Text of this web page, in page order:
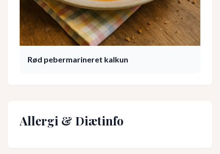
Rød pebermarineret kalkun
Allergi & Diætinfo